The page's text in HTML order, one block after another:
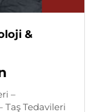
&
–
Taş Tedavileri